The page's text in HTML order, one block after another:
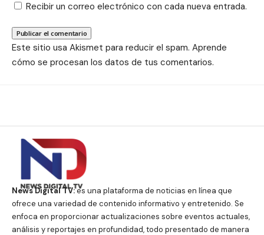
Recibir un correo electrónico con cada nueva entrada.
Este sitio usa Akismet para reducir el spam. Aprende
cómo se procesan los datos de tus comentarios.
News Digital TV:es una plataforma de noticias en línea que
ofrece una variedad de contenido informativo y entretenido. Se
enfoca en proporcionar actualizaciones sobre eventos actuales,
análisis y reportajes en profundidad, todo presentado de manera